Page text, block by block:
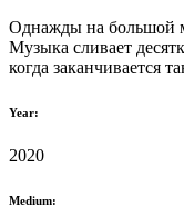
Однажды на большой
Музыка сливает
когда заканчивается
Year:
2020
Medium: